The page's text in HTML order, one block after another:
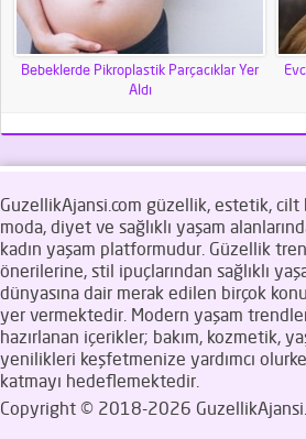
Bebeklerde Pikroplastik Parçacıklar Yer
Aldı
GuzellikAjansi.com güzellik, estetik, cilt
moda, diyet ve sağlıklı yaşam
kadın yaşam platformudur. Güzellik
önerilerine, stil ipuçlarından sağlıklı
dünyasına dair merak edilen birçok
yer vermektedir. Modern yaşam
hazırlanan içerikler; bakım, kozmetik,
yenilikleri keşfetmenize yardımcı
katmayı hedeflemektedir.
Copyright © 2018-2026